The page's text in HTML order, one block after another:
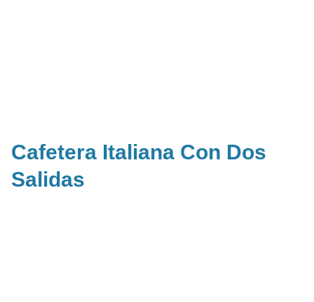
Cafetera Italiana Con Dos
Salidas